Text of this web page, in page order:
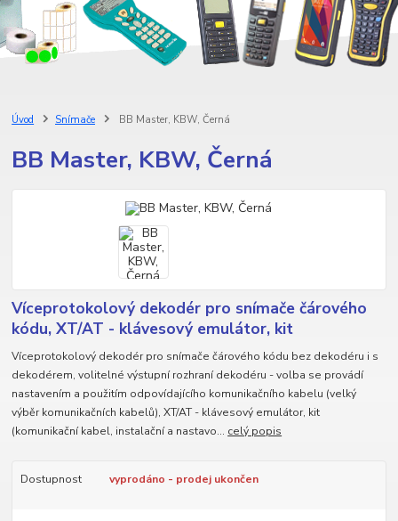
Úvod Snímače BB Master, KBW, Černá
BB Master, KBW, Černá
Víceprotokolový dekodér pro snímače čárového
kódu, XT/AT - klávesový emulátor, kit
Víceprotokolový dekodér pro snímače čárového kódu bez dekodéru i s
dekodérem, volitelné výstupní rozhraní dekodéru - volba se provádí
nastavením a použitím odpovídajícího komunikačního kabelu (velký
výběr komunikačních kabelů), XT/AT - klávesový emulátor, kit
(komunikační kabel, instalační a nastavo... celý popis
Dostupnost vyprodáno - prodej ukončen